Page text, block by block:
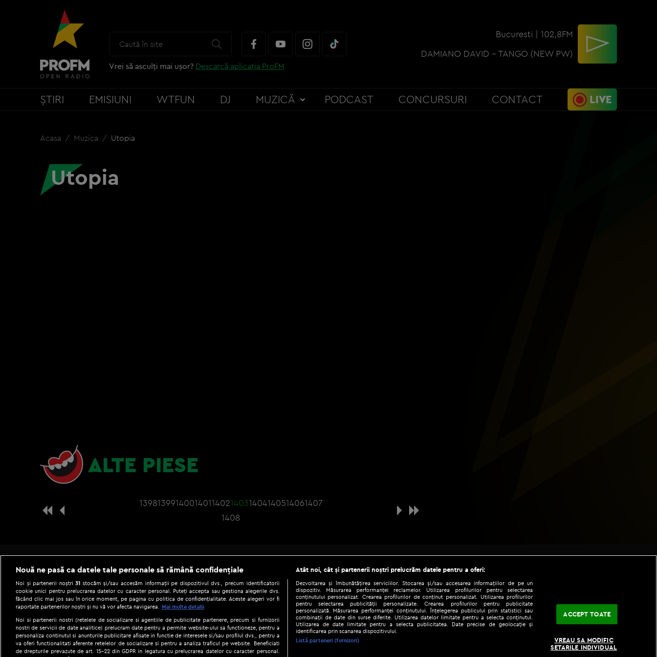
Vrei să asculți mai ușor? Descarcă aplicația ProFM
Bucuresti | 102,8FM
DAMIANO DAVID - TANGO (NEW PW)
ȘTIRI EMISIUNI WTFUN DJ MUZICĂ PODCAST CONCURSURI CONTACT LIVE
Acasa Muzica Utopia
Utopia
ALTE PIESE
1398139914001401140214031404140514061407
1408
Be social
Copyright © 2026 / DIGI ROMANIA S.A.
Gestionați preferințele|Termeni și condiții|Politica de confidențialitate|
Nouă ne pasă ca datele tale personale să rămână confidențiale
Noi și partenerii noștri31 stocăm și/sau accesăm informații pe dispozitivul dvs., precum identificatorii
cookie unici pentru prelucrarea datelor cu caracter personal. Puteți accepta sau gestiona alegerile dvs.
făcând clic mai jos sau în orice moment, pe pagina cu politica de confidențialitate. Aceste alegeri vor fi
raportate partenerilor noștri și nu vă vor afecta navigarea.
Mai multe detalii
Noi si partenerii nostri (retelele de socializare si agentiile de publicitate partenere, precum si furnizorii
nostri de servicii de date analitice) prelucram date pentru a permite website-ului sa functioneze, pentru a
personaliza continutul si anunturile publicitare afisate in functie de interesele si/sau profilul dvs., pentru a
va oferi functionalitati aferente retelelor de socializare si pentru a analiza traficul pe website. Beneficiati
de drepturile prevazute de art. 15-22 din GDPR in legatura cu prelucrarea datelor cu caracter personal.
Atât noi, cât și partenerii noștri prelucrăm datele pentru a oferi:
Dezvoltarea și îmbunătățirea serviciilor. Stocarea și/sau accesarea informațiilor de pe un
dispozitiv. Măsurarea performanței reclamelor. Utilizarea profilurilor pentru selectarea
conținutului personalizat. Crearea profilurilor de conținut personalizat. Utilizarea profilurilor
pentru selectarea publicității personalizate. Crearea profilurilor pentru publicitate
personalizată. Măsurarea performanței conținutului. Înțelegerea publicului prin statistici sau
combinații de date din surse diferite. Utilizarea datelor limitate pentru a selecta conținutul.
Utilizarea de date limitate pentru a selecta publicitatea. Date precise de geolocație și
identificarea prin scanarea dispozitivului.
Listă parteneri (furnizori)
ACCEPT TOATE
VREAU SA MODIFIC
SETARILE INDIVIDUAL